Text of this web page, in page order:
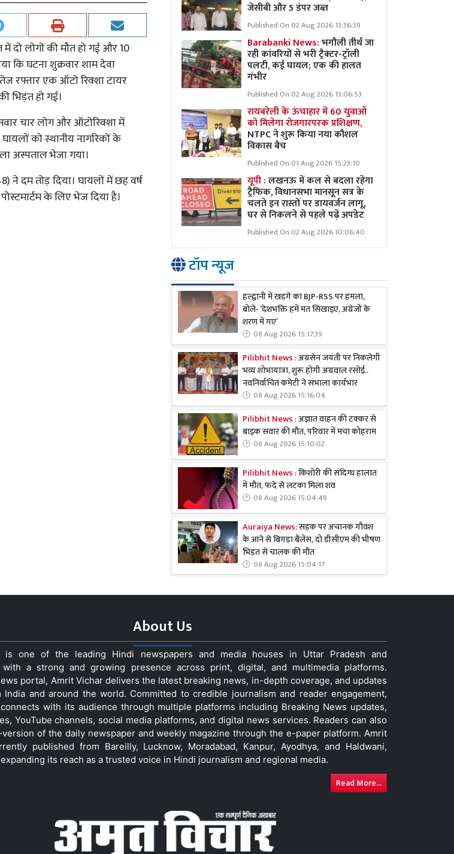
दो लोगों की मौत हो गई और 10
कि घटना शुक्रवार शाम देवा
तेज रफ्तार एक ऑटो रिक्शा टायर
भिड़ंत हो गई।
चार लोग और ऑटोरिक्शा में
को स्थानीय नागरिकों के
अस्पताल भेजा गया।
ने दम तोड़ दिया। घायलों में छह वर्ष
के लिए भेज दिया है।
जेसीबी और 5 डंपर जब्त
Published On 02 Aug 2026 13:36:39
Barabanki News:भगौली तीर्थ जा
रही कांवरियों से भरी ट्रैक्टर-ट्रॉली
पलटी, कई घायल; एक की हालत
गंभीर
Published On 02 Aug 2026 13:06:53
रायबरेली के ऊंचाहार में 60 युवाओं
को मिलेगा रोजगारपरक प्रशिक्षण,
NTPC ने शुरू किया नया कौशल
विकास बैच
Published On 01 Aug 2026 15:23:10
यूपी :लखनऊ में कल से बदला रहेगा
ट्रैफिक, विधानसभा मानसून सत्र के
चलते इन रास्तों पर डायवर्जन लागू,
घर से निकलने से पहले पढ़ें अपडेट
Published On 02 Aug 2026 10:06:40
टॉप न्यूज
हल्द्वानी में खड़गे का BJP-RSS पर हमला,
बोले- ‘देशभक्ति हमें मत सिखाइए, अंग्रेजों के
शरण में गए’
08 Aug 2026 15:17:39
Pilibhit News :अग्रसेन जयंती पर निकलेगी
भव्य शोभायात्रा, शुरू होगी अग्रवाल रसोई..
नवनिर्वाचित कमेटी ने संभाला कार्यभार
08 Aug 2026 15:16:04
Pilibhit News :अज्ञात वाहन की टक्कर से
बाइक सवार की मौत, परिवार में मचा कोहराम
08 Aug 2026 15:10:02
Pilibhit News :किशोरी की संदिग्ध हालात
में मौत, फंदे से लटका मिला शव
08 Aug 2026 15:04:49
Auraiya News:सड़क पर अचानक गौवंश
के आने से बिगड़ा बैलेंस, दो डीसीएम की भीषण
भिड़ंत से चालक की मौत
08 Aug 2026 15:04:17
About Us
is one of the leading Hindi newspapers and media houses in Uttar Pradesh and
with a strong and growing presence across print, digital, and multimedia platforms.
portal, Amrit Vichar delivers the latest breaking news, in-depth coverage, and updates
India and around the world. Committed to credible journalism and reader engagement,
with its audience through multiple platforms including Breaking News updates,
YouTube channels, social media platforms, and digital news services. Readers can also
of the daily newspaper and weekly magazine through the e-paper platform. Amrit
published from Bareilly, Lucknow, Moradabad, Kanpur, Ayodhya, and Haldwani,
its reach as a trusted voice in Hindi journalism and regional media.
Read More...